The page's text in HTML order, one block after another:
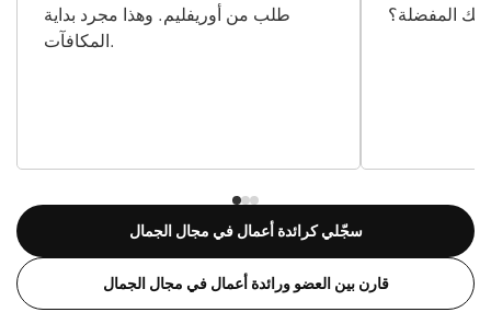
طلب من أوريفليم. وهذا مجرد بداية
المكافآت.
المفضلة؟
سجّلي كرائدة أعمال في مجال الجمال
قارن بين العضو ورائدة أعمال في مجال الجمال